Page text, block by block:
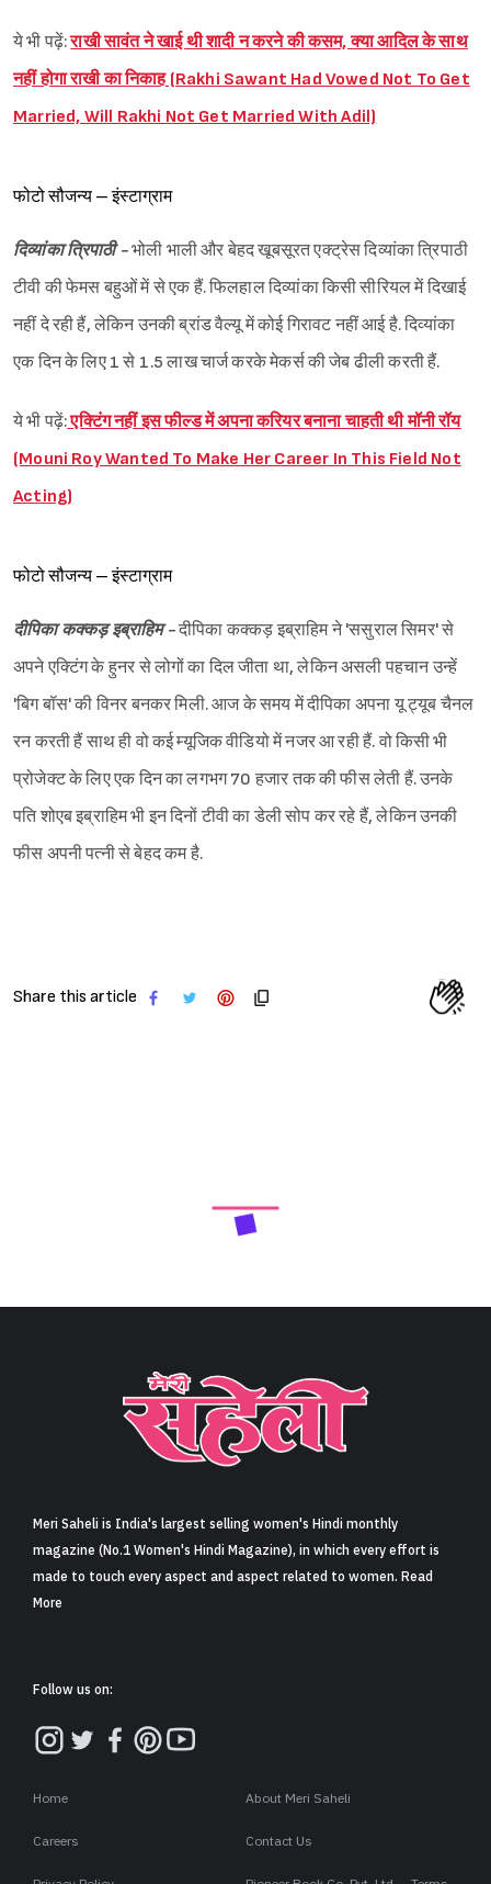
ये भी पढ़ें:राखी सावंत ने खाई थी शादी न करने की कसम, क्या आदिल के साथ
नहीं होगा राखी का निकाह (Rakhi Sawant Had Vowed Not To Get
Married, Will Rakhi Not Get Married With Adil)
फोटो सौजन्य – इंस्टाग्राम
दिव्यांका त्रिपाठी -भोली भाली और बेहद खूबसूरत एक्ट्रेस दिव्यांका त्रिपाठी
टीवी की फेमस बहुओं में से एक हैं. फिलहाल दिव्यांका किसी सीरियल में दिखाई
नहीं दे रही हैं, लेकिन उनकी ब्रांड वैल्यू में कोई गिरावट नहीं आई है. दिव्यांका
एक दिन के लिए 1 से 1.5 लाख चार्ज करके मेकर्स की जेब ढीली करती हैं.
ये भी पढ़ें:एक्टिंग नहीं इस फील्ड में अपना करियर बनाना चाहती थी मॉनी रॉय
(Mouni Roy Wanted To Make Her Career In This Field Not
Acting)
फोटो सौजन्य – इंस्टाग्राम
दीपिका कक्कड़ इब्राहिम -दीपिका कक्कड़ इब्राहिम ने 'ससुराल सिमर' से
अपने एक्टिंग के हुनर से लोगों का दिल जीता था, लेकिन असली पहचान उन्हें
'बिग बॉस' की विनर बनकर मिली. आज के समय में दीपिका अपना यू ट्यूब चैनल
रन करती हैं साथ ही वो कई म्यूजिक वीडियो में नजर आ रही हैं. वो किसी भी
प्रोजेक्ट के लिए एक दिन का लगभग 70 हजार तक की फीस लेती हैं. उनके
पति शोएब इब्राहिम भी इन दिनों टीवी का डेली सोप कर रहे हैं, लेकिन उनकी
फीस अपनी पत्नी से बेहद कम है.
Share this article
Meri Saheli is India's largest selling women's Hindi monthly
magazine (No.1 Women's Hindi Magazine), in which every effort is
made to touch every aspect and aspect related to women. Read
More
Follow us on:
Home About Meri Saheli
Careers Contact Us